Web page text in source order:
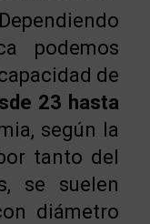
podemos
de
23 hasta
según la
tanto del
se suelen
diámetro